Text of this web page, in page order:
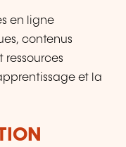
en ligne
contenus
ressources
et la